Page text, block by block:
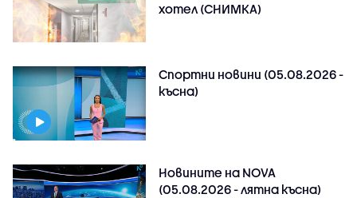
хотел (СНИМКА)
Спортни новини (05.08.2026 -
късна)
Новините на NOVA
(05.08.2026 - лятна късна)